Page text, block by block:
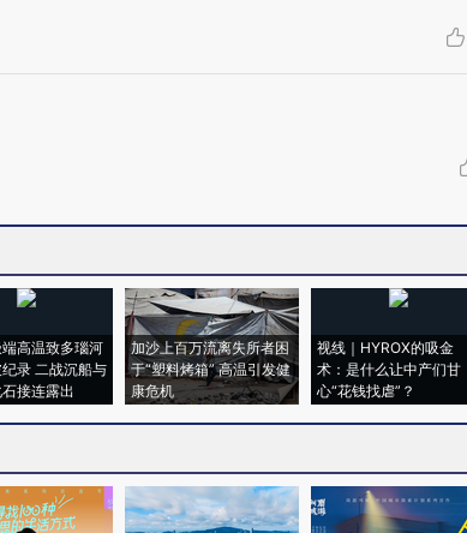
高温致多瑙河
录 二战沉船与
接连露出
加沙上百万流离失所者困
于“塑料烤箱” 高温引发健
康危机
视线｜HYROX的吸金
术：是什么让中产们甘
心“花钱找虐”？